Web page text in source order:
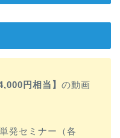
円相当】 の動画
発セミナー（各